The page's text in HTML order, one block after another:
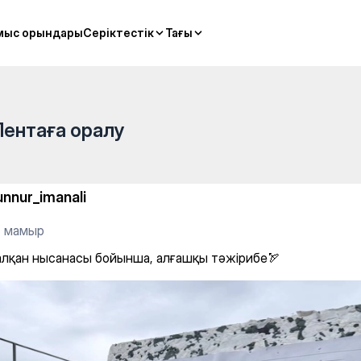
орындарыСеріктестік Тағы
орындарыСеріктестік Тағы
алғашқы тәжірибе🏹
оралу
мамыр
нысанасы бойынша, алғашқы тәжірибе🏹